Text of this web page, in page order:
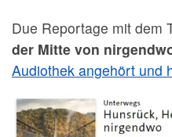
Due Reportage mit dem
der Mitte von
Audiothek angehört und